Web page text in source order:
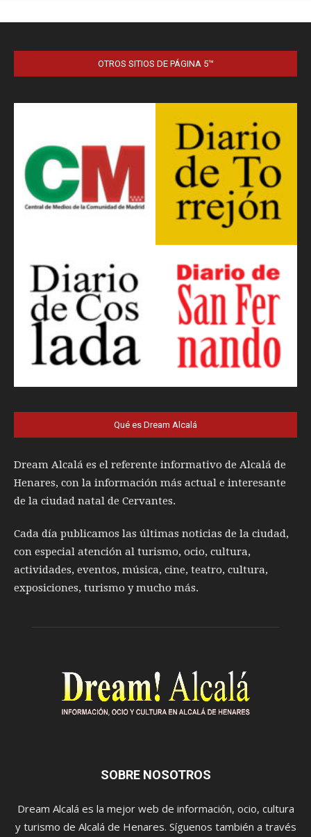
OTROS SITIOS DE PÁGINA 5™
Qué es Dream Alcalá
Dream Alcalá es el referente informativo de Alcalá de
Henares, con la información más actual e interesante
de la ciudad natal de Cervantes.
Cada día publicamos las últimas noticias de la ciudad,
con especial atención al turismo, ocio, cultura,
actividades, eventos, música, cine, teatro, cultura,
exposiciones, turismo y mucho más.
SOBRE NOSOTROS
Dream Alcalá es la mejor web de información, ocio, cultura
y turismo de Alcalá de Henares. Síguenos también a través